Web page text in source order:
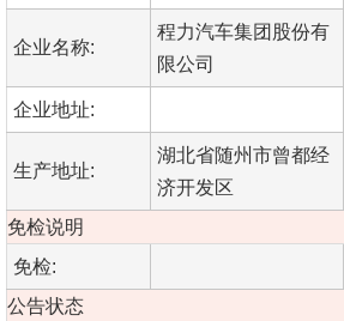
企业名称:
程力汽车集团股份有
限公司
企业地址:
生产地址:
湖北省随州市曾都经
济开发区
免检说明
免检:
公告状态